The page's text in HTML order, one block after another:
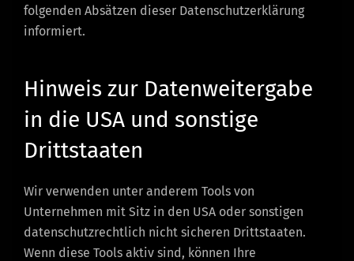
folgenden Absätzen dieser Datenschutzerklärung
informiert.
Hinweis zur Datenweitergabe
in die USA und sonstige
Drittstaaten
Wir verwenden unter anderem Tools von
Unternehmen mit Sitz in den USA oder sonstigen
datenschutzrechtlich nicht sicheren Drittstaaten.
Wenn diese Tools aktiv sind, können Ihre